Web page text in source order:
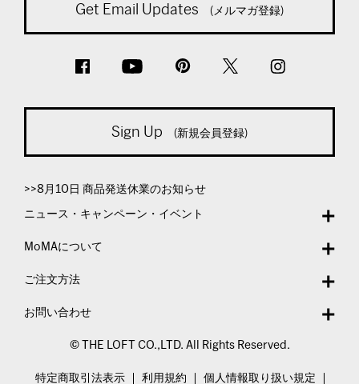
Get Email Updates (メルマガ登録)
Sign Up (新規会員登録)
>>8月10日 商品発送休業のお知らせ
ニュース・キャンペーン・イベント
MoMAについて
ご注文方法
お問い合わせ
© THE LOFT CO.,LTD. All Rights Reserved.
特定商取引法表示 利用規約 個人情報取り扱い規定